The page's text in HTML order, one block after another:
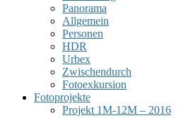
Panorama
Allgemein
Personen
HDR
Urbex
Zwischendurch
Fotoexkursion
Fotoprojekte
Projekt 1M-12M – 2016